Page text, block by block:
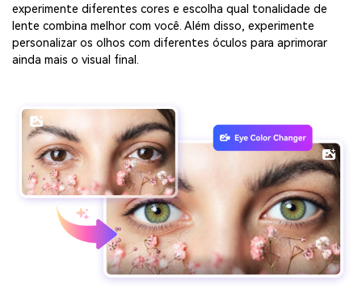
experimente diferentes cores e escolha qual tonalidade de
lente combina melhor com você. Além disso, experimente
personalizar os olhos com diferentes óculos para aprimorar
ainda mais o visual final.